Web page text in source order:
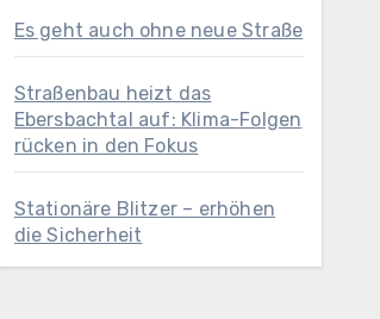
Es geht auch ohne neue Straße
Straßenbau heizt das
Ebersbachtal auf: Klima-Folgen
rücken in den Fokus
Stationäre Blitzer – erhöhen
die Sicherheit